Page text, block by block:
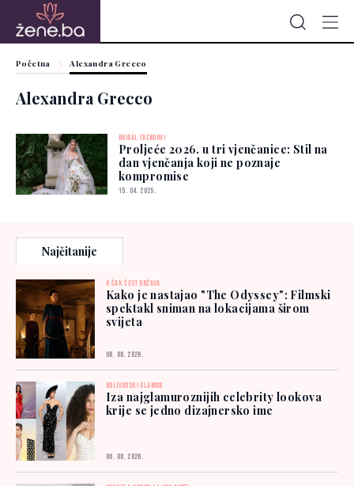
Početna Alexandra Grecco
Alexandra Grecco
BRIDAL TRENDOVI
Proljeće 2026. u tri vjenčanice: Stil na
dan vjenčanja koji ne poznaje
kompromise
15. 04. 2025.
Najčitanije
U ČAK ŠEST DRŽAVA
Kako je nastajao "The Odyssey": Filmski
spektakl sniman na lokacijama širom
svijeta
06. 08. 2026.
HOLIVUDSKI GLAMUR
Iza najglamuroznijih celebrity lookova
krije se jedno dizajnersko ime
06. 08. 2026.